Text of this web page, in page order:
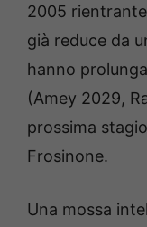
2005
già reduce da
hanno
(Amey 2029,
prossima
Frosinone.
Una mossa